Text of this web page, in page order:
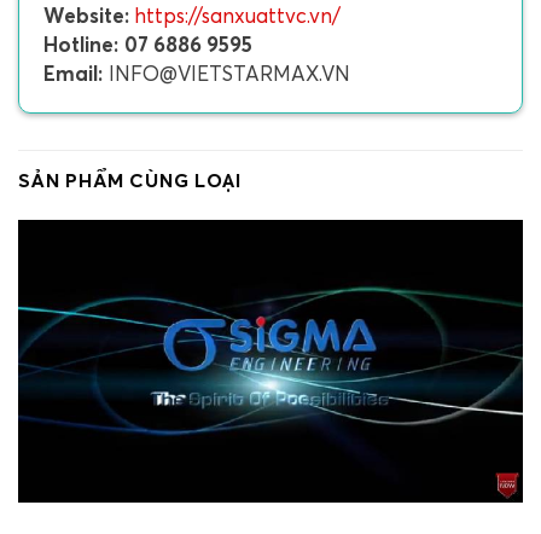
Website: https://sanxuattvc.vn/
Hotline: 07 6886 9595
Email: INFO@VIETSTARMAX.VN
SẢN PHẨM CÙNG LOẠI